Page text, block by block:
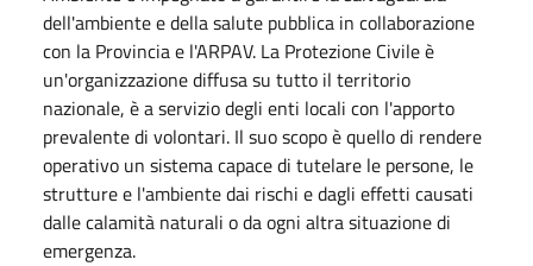
dell'ambiente e della salute pubblica in collaborazione
con la Provincia e l'ARPAV. La Protezione Civile è
un'organizzazione diffusa su tutto il territorio
nazionale, è a servizio degli enti locali con l'apporto
prevalente di volontari. Il suo scopo è quello di rendere
operativo un sistema capace di tutelare le persone, le
strutture e l'ambiente dai rischi e dagli effetti causati
dalle calamità naturali o da ogni altra situazione di
emergenza.